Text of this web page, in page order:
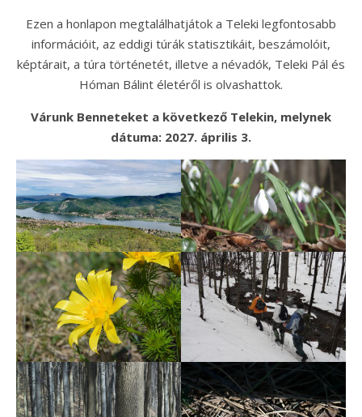
Ezen a honlapon megtalálhatjátok a Teleki legfontosabb
információit, az eddigi túrák statisztikáit, beszámolóit,
képtárait, a túra történetét, illetve a névadók, Teleki Pál és
Hóman Bálint életéről is olvashattok.
Várunk Benneteket a következő Telekin, melynek
dátuma: 2027. április 3.